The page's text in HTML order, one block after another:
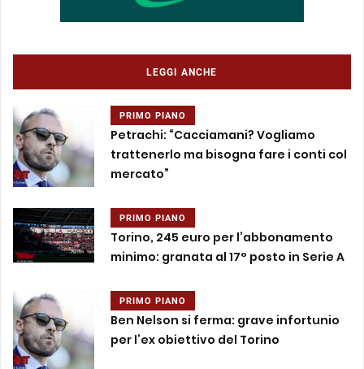
LEGGI ANCHE
PRIMO PIANO
Petrachi: “Cacciamani? Vogliamo
trattenerlo ma bisogna fare i conti col
mercato”
PRIMO PIANO
Torino, 245 euro per l’abbonamento
minimo: granata al 17° posto in Serie A
PRIMO PIANO
Ben Nelson si ferma: grave infortunio
per l’ex obiettivo del Torino